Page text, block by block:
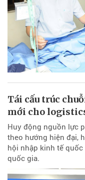
Tái cấu trúc
mới cho
Huy động nguồn lực
theo hướng hiện đại,
hội nhập kinh tế
quốc gia.